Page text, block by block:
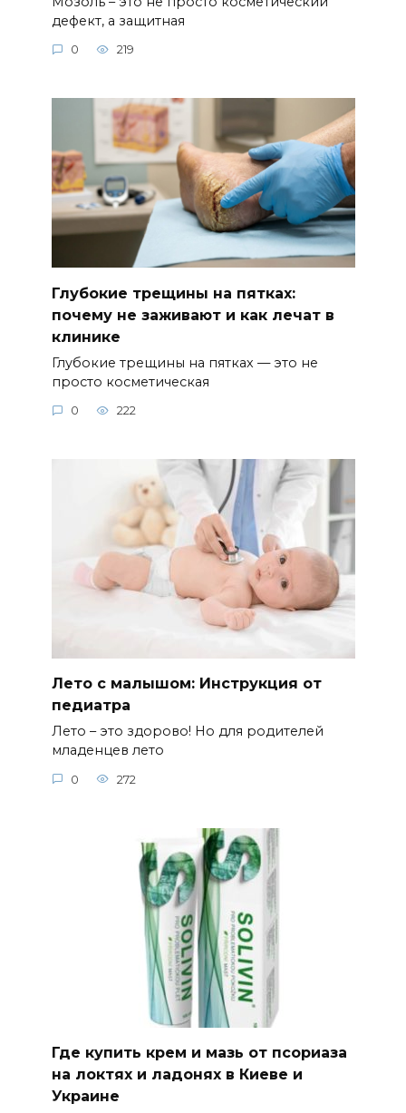
дефект, а защитная
0 219
Глубокие трещины на пятках:
почему не заживают и как лечат в
клинике
Глубокие трещины на пятках — это не
просто косметическая
0 222
Лето с малышом: Инструкция от
педиатра
Лето – это здорово! Но для родителей
младенцев лето
0 272
Где купить крем и мазь от псориаза
на локтях и ладонях в Киеве и
Украине